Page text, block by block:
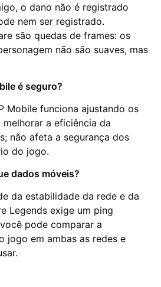
o dano não é registrado
nem ser registrado.
são quedas de frames: os
não são suaves, mas
é seguro?
Mobile funciona ajustando os
a eficiência da
não afeta a segurança dos
do jogo.
dados móveis?
da estabilidade da rede e da
Legends exige um ping
pode comparar a
jogo em ambas as redes e